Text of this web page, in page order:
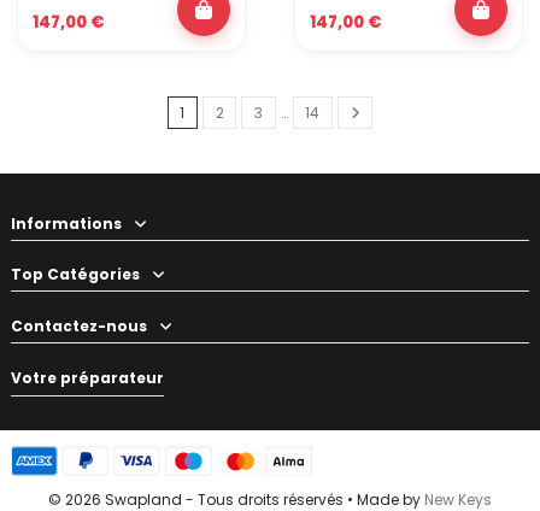
147,00 € 147,00 €
1 2 3 … 14
Informations
Top Catégories
Contactez-nous
Votre préparateur
© 2026 Swapland - Tous droits réservés • Made by New Keys